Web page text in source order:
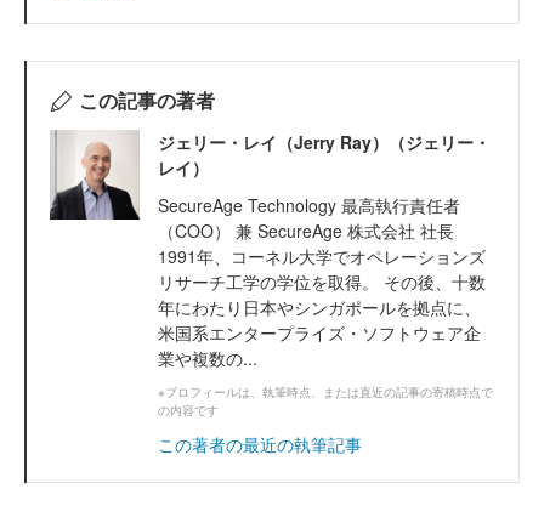
この記事の著者
ジェリー・レイ（Jerry Ray）（ジェリー・
レイ）
SecureAge Technology 最高執行責任者
（COO） 兼 SecureAge 株式会社 社長
1991年、コーネル大学でオペレーションズ
リサーチ工学の学位を取得。 その後、十数
年にわたり日本やシンガポールを拠点に、
米国系エンタープライズ・ソフトウェア企
業や複数の...
※プロフィールは、執筆時点、または直近の記事の寄稿時点で
の内容です
この著者の最近の執筆記事